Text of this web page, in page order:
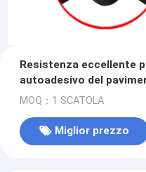
Resistenza eccellente
autoadesivo del
mattonelle della parete
MOQ：1 SCATOLA
Miglior prezzo